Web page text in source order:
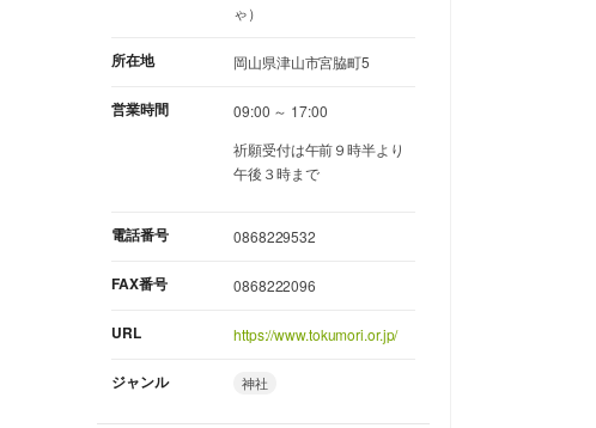
ゃ）
所在地 岡山県津山市宮脇町5
営業時間
09:00 ～ 17:00
祈願受付は午前９時半より
午後３時まで
電話番号 0868229532
FAX番号 0868222096
URL https://www.tokumori.or.jp/
ジャンル 神社